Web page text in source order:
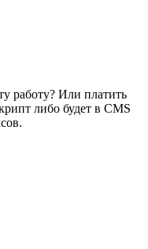
работу? Или платить
либо будет в CMS